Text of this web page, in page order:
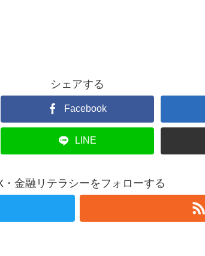
シェアする
Facebook
LINE
・金融リテラシーをフォローする